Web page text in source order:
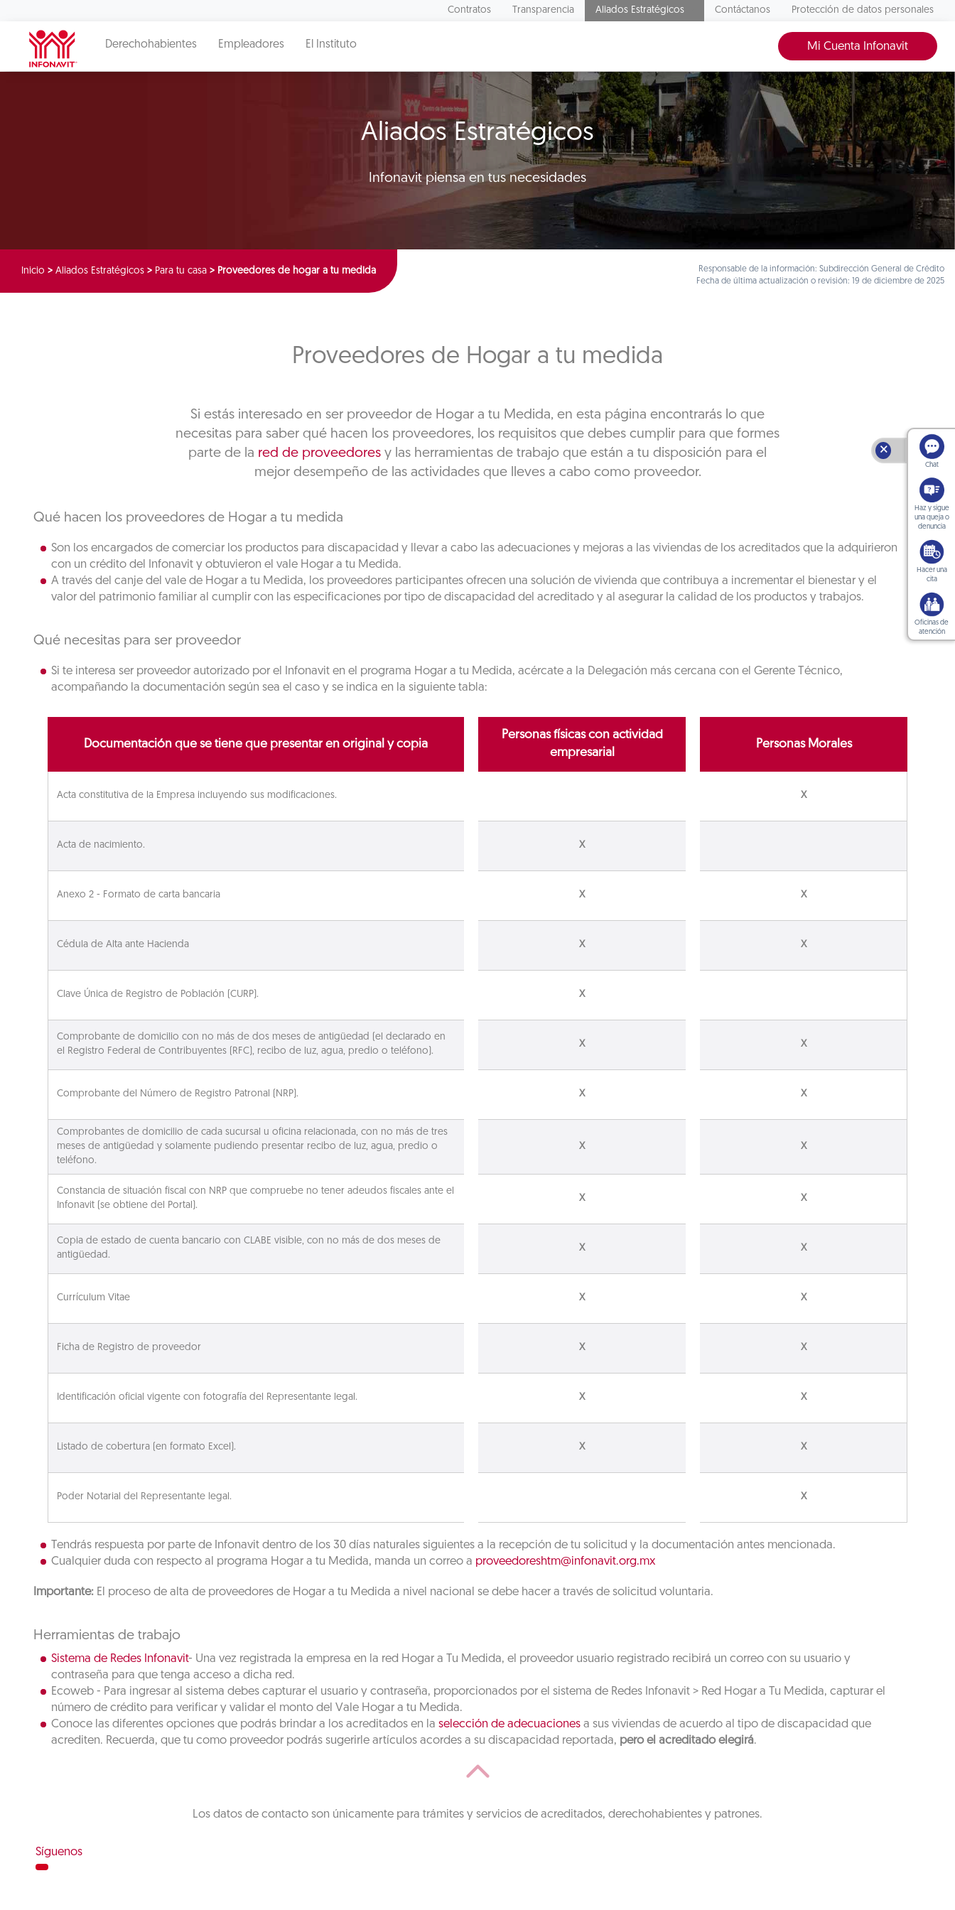
Contratos Transparencia Aliados Estratégicos Contáctanos Protección de datos personales
Derechohabientes Empleadores El Instituto Mi Cuenta Infonavit
Aliados Estratégicos
Infonavit piensa en tus necesidades
Inicio > Aliados Estratégicos > Para tu casa > Proveedores de hogar a tu medida
Responsable de la información: Subdirección General de Crédito
Fecha de última actualización o revisión: 19 de diciembre de 2025
Proveedores de Hogar a tu medida
Si estás interesado en ser proveedor de Hogar a tu Medida, en esta página encontrarás lo que
necesitas para saber qué hacen los proveedores, los requisitos que debes cumplir para que formes
parte de la red de proveedores y las herramientas de trabajo que están a tu disposición para el
mejor desempeño de las actividades que lleves a cabo como proveedor.
Qué hacen los proveedores de Hogar a tu medida
Son los encargados de comerciar los productos para discapacidad y llevar a cabo las adecuaciones y mejoras a las viviendas de los acreditados que la adquirieron
con un crédito del Infonavit y obtuvieron el vale Hogar a tu Medida.
A través del canje del vale de Hogar a tu Medida, los proveedores participantes ofrecen una solución de vivienda que contribuya a incrementar el bienestar y el
valor del patrimonio familiar al cumplir con las especificaciones por tipo de discapacidad del acreditado y al asegurar la calidad de los productos y trabajos.
Qué necesitas para ser proveedor
Si te interesa ser proveedor autorizado por el Infonavit en el programa Hogar a tu Medida, acércate a la Delegación más cercana con el Gerente Técnico,
acompañando la documentación según sea el caso y se indica en la siguiente tabla:
Documentación que se tiene que presentar en original y copia
Personas físicas con actividad
empresarial
Personas Morales
Acta constitutiva de la Empresa incluyendo sus modificaciones. X
Acta de nacimiento. X
Anexo 2 - Formato de carta bancaria X X
Cédula de Alta ante Hacienda X X
Clave Única de Registro de Población (CURP). X
Comprobante de domicilio con no más de dos meses de antigüedad (el declarado en
el Registro Federal de Contribuyentes (RFC), recibo de luz, agua, predio o teléfono).
X X
Comprobante del Número de Registro Patronal (NRP). X X
Comprobantes de domicilio de cada sucursal u oficina relacionada, con no más de tres
meses de antigüedad y solamente pudiendo presentar recibo de luz, agua, predio o
teléfono.
X X
Constancia de situación fiscal con NRP que compruebe no tener adeudos fiscales ante el
Infonavit (se obtiene del Portal).
X X
Copia de estado de cuenta bancario con CLABE visible, con no más de dos meses de
antigüedad.
X X
Currículum Vitae X X
Ficha de Registro de proveedor X X
Identificación oficial vigente con fotografía del Representante legal. X X
Listado de cobertura (en formato Excel). X X
Poder Notarial del Representante legal. X
Tendrás respuesta por parte de Infonavit dentro de los 30 días naturales siguientes a la recepción de tu solicitud y la documentación antes mencionada.
Cualquier duda con respecto al programa Hogar a tu Medida, manda un correo a proveedoreshtm@infonavit.org.mx
Importante: El proceso de alta de proveedores de Hogar a tu Medida a nivel nacional se debe hacer a través de solicitud voluntaria.
Herramientas de trabajo
Sistema de Redes Infonavit- Una vez registrada la empresa en la red Hogar a Tu Medida, el proveedor usuario registrado recibirá un correo con su usuario y
contraseña para que tenga acceso a dicha red.
Ecoweb - Para ingresar al sistema debes capturar el usuario y contraseña, proporcionados por el sistema de Redes Infonavit > Red Hogar a Tu Medida, capturar el
número de crédito para verificar y validar el monto del Vale Hogar a tu Medida.
Conoce las diferentes opciones que podrás brindar a los acreditados en laselección de adecuaciones a sus viviendas de acuerdo al tipo de discapacidad que
acrediten. Recuerda, que tu como proveedor podrás sugerirle artículos acordes a su discapacidad reportada, pero el acreditado elegirá.
Los datos de contacto son únicamente para trámites y servicios de acreditados, derechohabientes y patrones.
Síguenos
🗙
Chat
Haz y sigue
una queja o
denuncia
Hacer una
cita
Oficinas de
atención